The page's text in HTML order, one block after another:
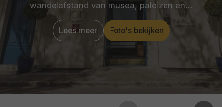
wandelafstand van musea, paleizen en…
Lees meer Foto's bekijken